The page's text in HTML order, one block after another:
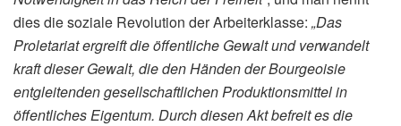
dies die soziale Revolution der Arbeiterklasse: „Das
Proletariat ergreift die öffentliche Gewalt und verwandelt
kraft dieser Gewalt, die den Händen der Bourgeoisie
entgleitenden gesellschaftlichen Produktionsmittel in
öffentliches Eigentum. Durch diesen Akt befreit es die